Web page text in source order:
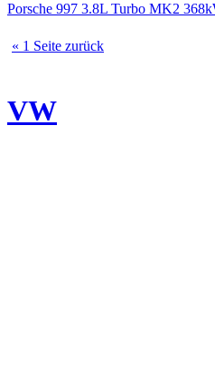
Porsche 997 3.8L Turbo MK2
« 1 Seite zurück
VW